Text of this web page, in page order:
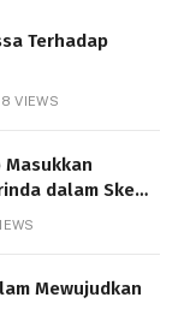
Terhadap
VIEWS
Masukkan
dalam Skema
Mewujudkan